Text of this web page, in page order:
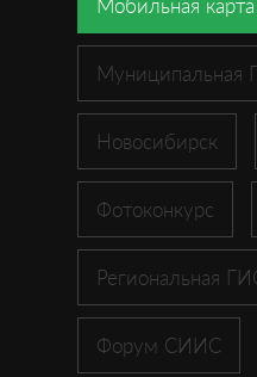
Мобильная карта
Муниципальная
Новосибирск
Фотоконкурс
Региональная
Форум СИИС